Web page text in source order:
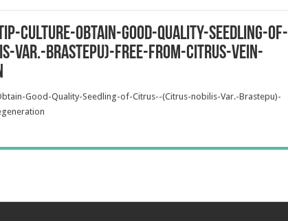
Culture-Obtain-Good-Quality-Seedling-of-
Var.-Brastepu)-Free-From-Citrus-Vein-
Good-Quality-Seedling-of-Citrus--(Citrus-nobilis-Var.-Brastepu)-